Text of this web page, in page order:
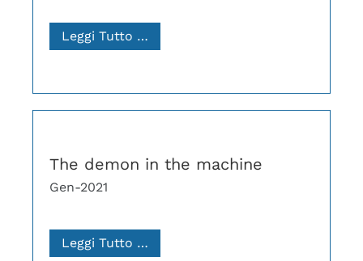
Leggi Tutto …
The demon in the machine
Gen-2021
Leggi Tutto …